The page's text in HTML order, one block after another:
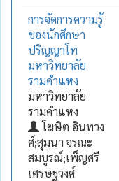
การจัดการความรู้
ของนักศึกษา
ปริญญาโท
มหาวิทยาลัย
รามคำแหง
มหาวิทยาลัย
รามคำแหง
โฆษิต อินทวง
ศ์;สุมนา จรณะ
สมบูรณ์;เพ็ญศรี
เศรษฐวงศ์